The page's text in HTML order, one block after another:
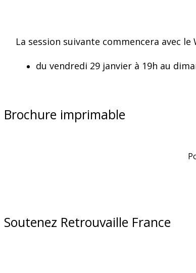
La session suivante commencera avec le
du vendredi 29 janvier à 19h au
Brochure imprimable
Soutenez Retrouvaille France